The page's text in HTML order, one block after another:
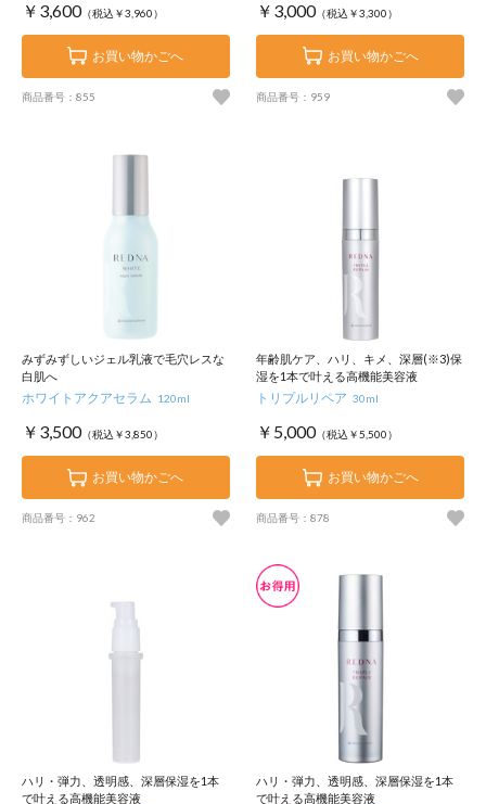
￥3,600（税込￥3,960）
お買い物かごへ
商品番号：855
￥3,000（税込￥3,300）
お買い物かごへ
商品番号：959
みずみずしいジェル乳液で毛穴レスな
白肌へ
ホワイトアクアセラム 120ml
￥3,500（税込￥3,850）
お買い物かごへ
商品番号：962
年齢肌ケア、ハリ、キメ、深層(※3)保
湿を1本で叶える高機能美容液
トリプルリペア 30ml
￥5,000（税込￥5,500）
お買い物かごへ
商品番号：878
ハリ・弾力、透明感、深層保湿を1本
で叶える高機能美容液
ハリ・弾力、透明感、深層保湿を1本
で叶える高機能美容液